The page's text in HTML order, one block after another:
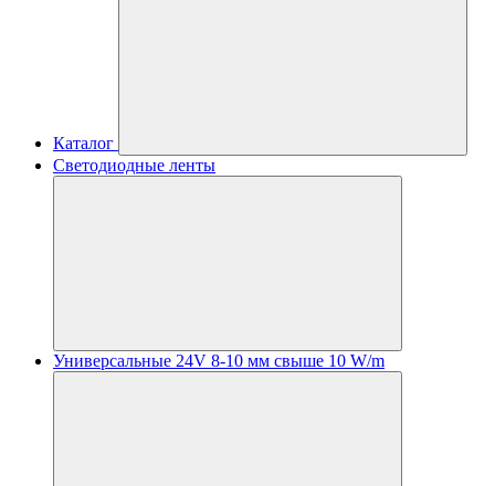
Каталог
Светодиодные ленты
Универсальные 24V 8-10 мм свыше 10 W/m